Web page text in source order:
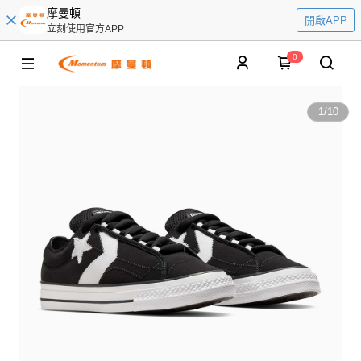
摩曼頓
立刻使用官方APP
開啟APP
0
1/10